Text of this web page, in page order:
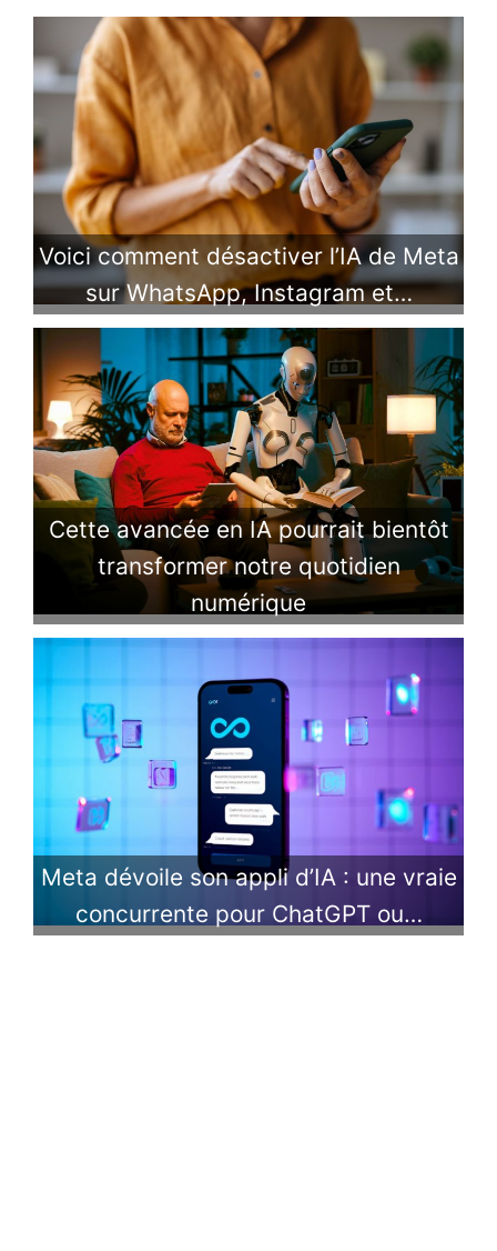
Voici comment désactiver l’IA de Meta
sur WhatsApp, Instagram et…
Cette avancée en IA pourrait bientôt
transformer notre quotidien
numérique
Meta dévoile son appli d’IA : une vraie
concurrente pour ChatGPT ou…